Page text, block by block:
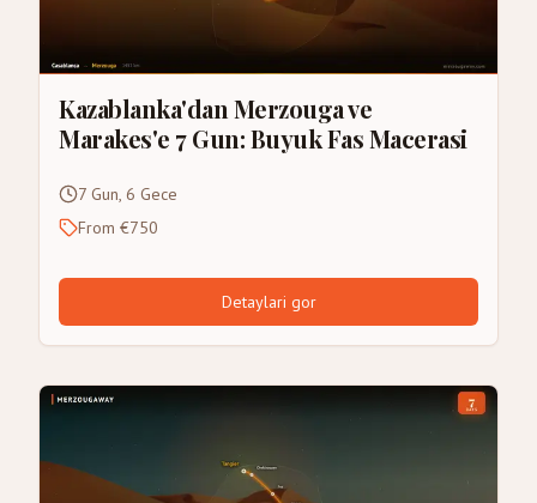
Kazablanka'dan Merzouga ve
Marakes'e 7 Gun: Buyuk Fas Macerasi
7 Gun, 6 Gece
From €750
Detaylari gor